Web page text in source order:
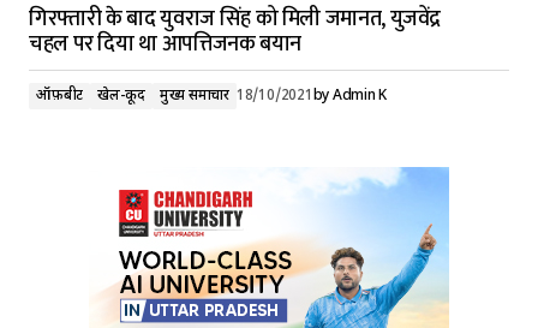
गिरफ्तारी के बाद युवराज सिंह को मिली जमानत, युजवेंद्र
चहल पर दिया था आपत्तिजनक बयान
ऑफ़बीट खेल-कूद मुख्य समाचार 18/10/2021byAdmin K